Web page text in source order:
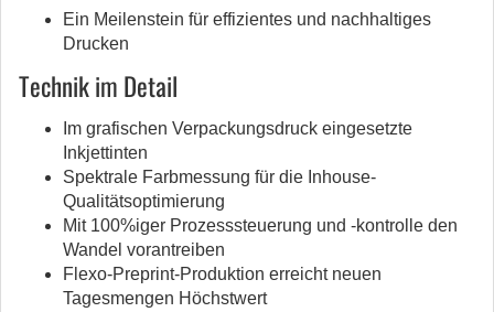
Ein Meilenstein für effizientes und nachhaltiges
Drucken
Technik im Detail
Im grafischen Verpackungsdruck eingesetzte
Inkjettinten
Spektrale Farbmessung für die Inhouse-
Qualitätsoptimierung
Mit 100%iger Prozesssteuerung und -kontrolle den
Wandel vorantreiben
Flexo-Preprint-Produktion erreicht neuen
Tagesmengen Höchstwert